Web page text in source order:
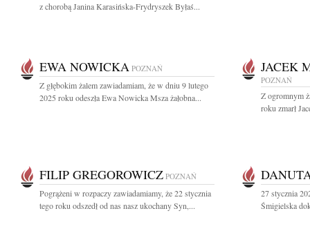
z chorobą Janina Karasińska-Frydryszek Byłaś...
EWA NOWICKA POZNAŃ
Z głębokim żalem zawiadamiam, że w dniu 9 lutego
2025 roku odeszła Ewa Nowicka Msza żałobna...
JACEK
POZNAŃ
Z ogromnym
roku zmarł
FILIP GREGOROWICZ POZNAŃ
Pogrążeni w rozpaczy zawiadamiamy, że 22 stycznia
tego roku odszedł od nas nasz ukochany Syn,...
27 stycznia
Śmigielska